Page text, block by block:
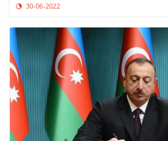
30-06-2022